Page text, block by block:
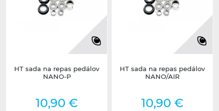
HT sada na repas pedálov
NANO-P
10,90 €
HT sada na repas pedálov
NANO/AIR
10,90 €